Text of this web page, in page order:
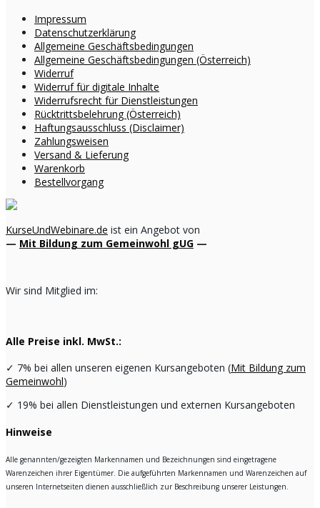
Impressum
Datenschutzerklärung
Allgemeine Geschäftsbedingungen
Allgemeine Geschäftsbedingungen (Österreich)
Widerruf
Widerruf für digitale Inhalte
Widerrufsrecht für Dienstleistungen
Rücktrittsbelehrung (Österreich)
Haftungsausschluss (Disclaimer)
Zahlungsweisen
Versand & Lieferung
Warenkorb
Bestellvorgang
KurseUndWebinare.de ist ein Angebot von
— Mit Bildung zum Gemeinwohl gUG —
Wir sind Mitglied im:
Alle Preise inkl. MwSt.:
✓ 7% bei allen unseren eigenen Kursangeboten (Mit Bildung zum
Gemeinwohl)
✓ 19% bei allen Dienstleistungen und externen Kursangeboten
Hinweise
Alle genannten/gezeigten Markennamen und Bezeichnungen sind eingetragene
Warenzeichen ihrer Eigentümer. Die aufgeführten Markennamen und Warenzeichen auf
unseren Internetseiten dienen ausschließlich zur Beschreibung unserer Leistungen.